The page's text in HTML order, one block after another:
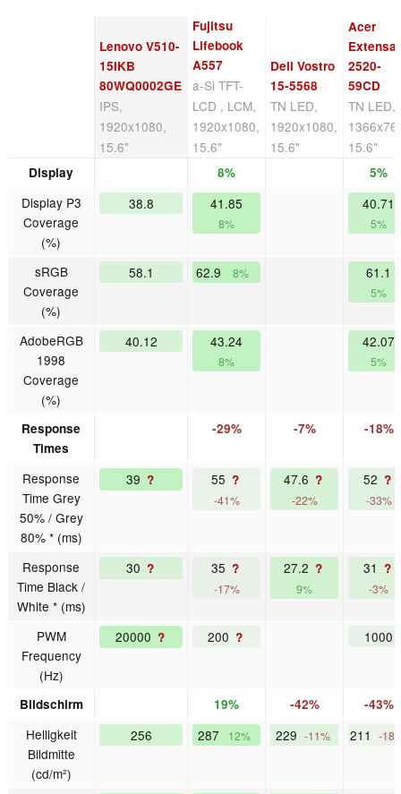
Lenovo V510-
15IKB
80WQ0002GE
IPS,
1920x1080,
15.6"
Fujitsu
Lifebook
A557
a-Si TFT-
LCD , LCM,
1920x1080,
15.6"
Dell Vostro
15-5568
TN LED,
1920x1080,
15.6"
Acer
Extensa
2520-
59CD
TN LED,
15.6"
Display 8% 5%
Display P3
Coverage
(%)
38.8 41.85
8%
40.71
5%
sRGB
Coverage
(%)
58.1 62.9 8% 61.1
5%
AdobeRGB
1998
Coverage
(%)
40.12 43.24
8%
42.07
5%
Response
Times
-29% -7% -18%
Response
Time Grey
50% / Grey
80% * (ms)
39 ? 55 ?
-41%
47.6 ?
-22%
52 ?
-33%
Response
Time Black /
White * (ms)
30 ? 35 ?
-17%
27.2 ?
9%
31 ?
-3%
PWM
Frequency
(Hz)
20000 ? 200 ? 1000
Bildschirm 19% -42% -43%
Helligkeit
Bildmitte
(cd/m²)
256 287 12% 229 -11% 211 -